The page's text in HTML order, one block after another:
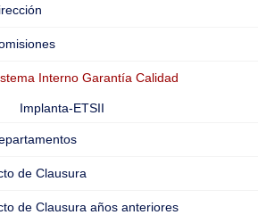
Interno Garantía Calidad
Implanta-ETSII
de Clausura
de Clausura años anteriores